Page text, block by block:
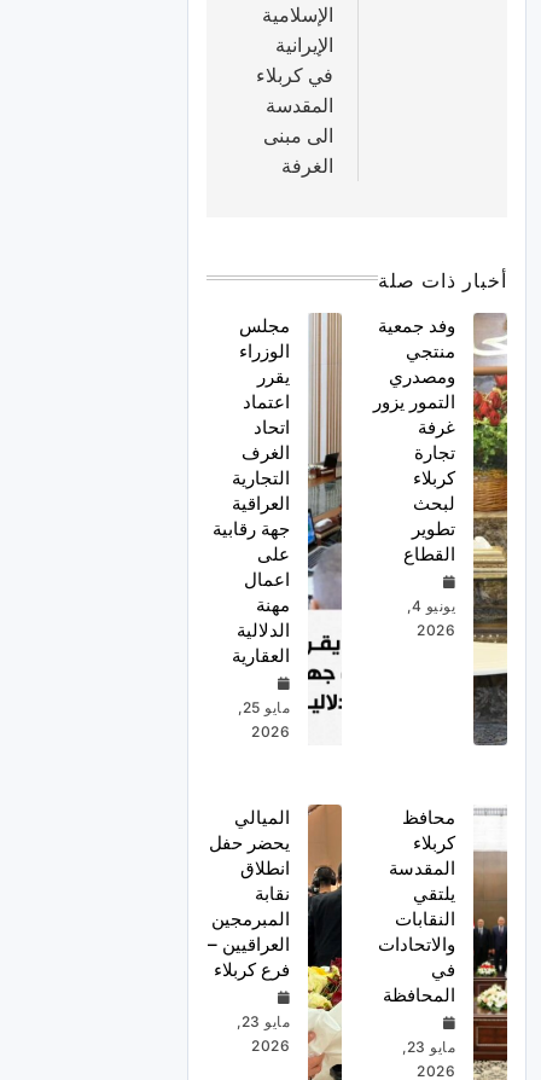
الإسلامية
الإيرانية
في كربلاء
المقدسة
الى مبنى
الغرفة
أخبار ذات صلة
وفد جمعية
منتجي
ومصدري
التمور يزور
غرفة
تجارة
كربلاء
لبحث
تطوير
القطاع
يونيو 4,
2026
مجلس
الوزراء
يقرر
اعتماد
اتحاد
الغرف
التجارية
العراقية
جهة رقابية
على
اعمال
مهنة
الدلالية
العقارية
مايو 25,
2026
محافظ
كربلاء
المقدسة
يلتقي
النقابات
والاتحادات
في
المحافظة
مايو 23,
2026
الميالي
يحضر حفل
انطلاق
نقابة
المبرمجين
العراقيين –
فرع كربلاء
مايو 23,
2026